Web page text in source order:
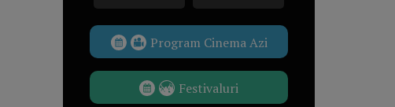
Program Cinema Azi
Festivaluri